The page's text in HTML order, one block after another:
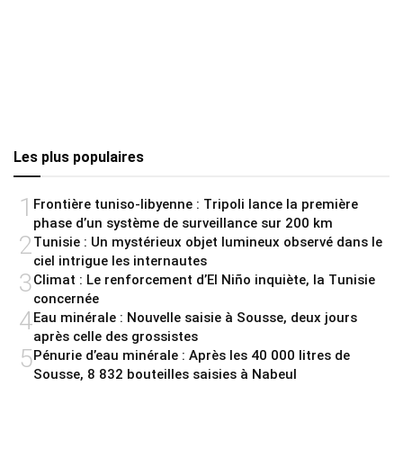
Les plus populaires
1 Frontière tuniso-libyenne : Tripoli lance la première
phase d’un système de surveillance sur 200 km
2Tunisie : Un mystérieux objet lumineux observé dans le
ciel intrigue les internautes
3Climat : Le renforcement d’El Niño inquiète, la Tunisie
concernée
4Eau minérale : Nouvelle saisie à Sousse, deux jours
après celle des grossistes
5Pénurie d’eau minérale : Après les 40 000 litres de
Sousse, 8 832 bouteilles saisies à Nabeul